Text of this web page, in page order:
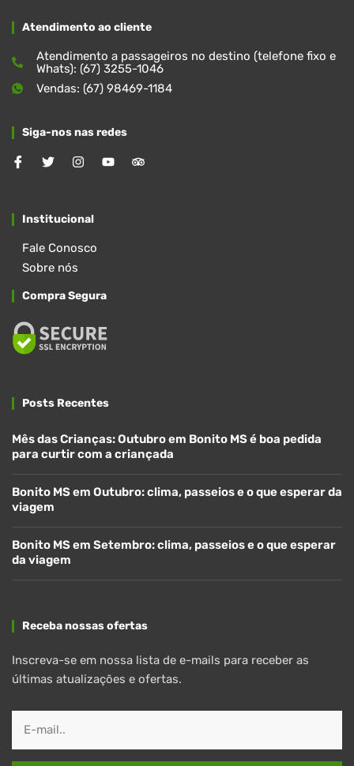
Atendimento ao cliente
Atendimento a passageiros no destino (telefone fixo e
Whats): (67) 3255-1046
Vendas: (67) 98469-1184
Siga-nos nas redes
Institucional
Fale Conosco
Sobre nós
Compra Segura
Posts Recentes
Mês das Crianças: Outubro em Bonito MS é boa pedida
para curtir com a criançada
Bonito MS em Outubro: clima, passeios e o que esperar da
viagem
Bonito MS em Setembro: clima, passeios e o que esperar
da viagem
Receba nossas ofertas
Inscreva-se em nossa lista de e-mails para receber as
últimas atualizações e ofertas.